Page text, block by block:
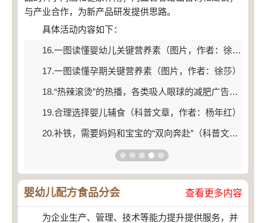
与产业合作，为新产品研发提供思路。
具体活动内容如下：
16.一图读懂婴幼儿关键营养素（图片，作者：徐莎）
17.一图读懂孕期关键营养素（图片，作者：徐莎）
18.“热辣滚烫”的热播，各类吸人眼球的减肥广告语，让你心动了吗？（科普文章，作者：葛丽娜 ）
19.合理选择婴儿辅食（科普文章，作者：杨年红）
20.补铁，需要妈妈和宝宝的“双向奔赴”（科普文章，作者：许雅君）
婴幼儿配方食品分会 查看更多内容
为企业生产、管理、技术等能力提升提供服务，并